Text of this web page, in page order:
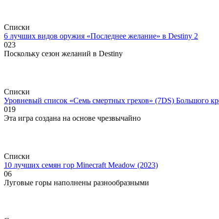
Списки
6 лучших видов оружия «Последнее желание» в Destiny 2
023
Поскольку сезон желаний в Destiny
Списки
Уровневый список «Семь смертных грехов» (7DS) Большого
019
Эта игра создана на основе чрезвычайно
Списки
10 лучших семян гор Minecraft Meadow (2023)
06
Луговые горы наполнены разнообразными